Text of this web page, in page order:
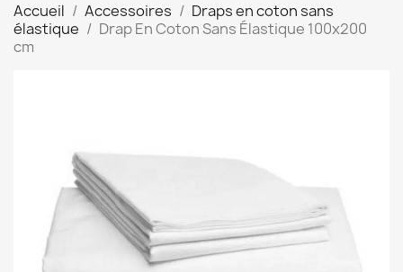
Accueil Accessoires
Draps en coton sans
élastique
Drap En Coton Sans Élastique 100x200
cm